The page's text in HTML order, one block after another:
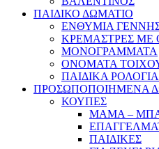
ΠΑΙΔΙΚΟ ΔΩΜΑΤΙΟ
ΕΝΘΥΜΙΑ
ΚΡΕΜΑΣΤΡΕΣ
ΜΟΝΟΓΡΑΜΜΑΤΑ
ΟΝΟΜΑΤΑ
ΠΑΙΔΙΚΑ ΡΟΛΟΓΙΑ
ΠΡΟΣΩΠΟΠΟΙΗΜΕΝΑ
ΚΟΥΠΕΣ
ΜΑΜΑ –
ΠΑΙΔΙΚΕΣ